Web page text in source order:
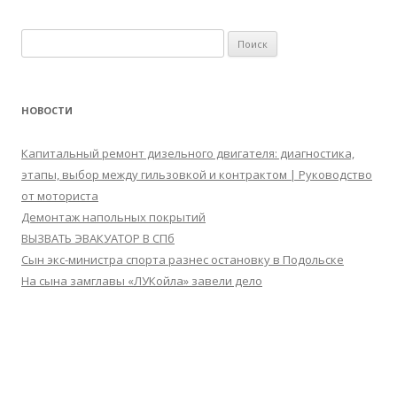
НОВОСТИ
Капитальный ремонт дизельного двигателя: диагностика,
этапы, выбор между гильзовкой и контрактом | Руководство
от моториста
Демонтаж напольных покрытий
ВЫЗВАТЬ ЭВАКУАТОР В СПб
Сын экс-министра спорта разнес остановку в Подольске
На сына замглавы «ЛУКойла» завели дело